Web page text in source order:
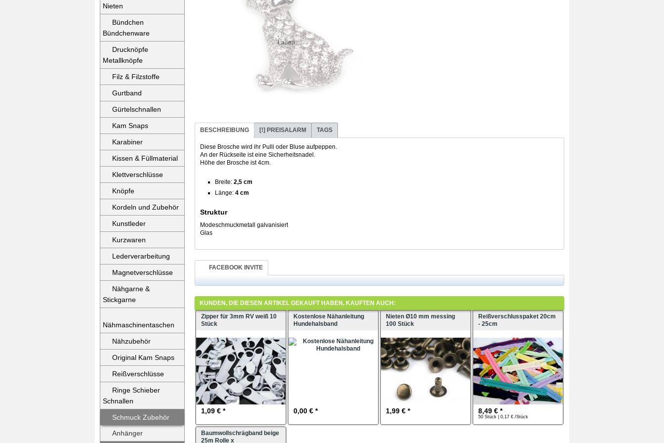
Nieten
Bündchen
Bündchenware
Drucknöpfe
Metallknöpfe
Filz & Filzstoffe
Gurtband
Gürtelschnallen
Kam Snaps
Karabiner
Kissen & Füllmaterial
Klettverschlüsse
Knöpfe
Kordeln und Zubehör
Kunstleder
Kurzwaren
Lederverarbeitung
Magnetverschlüsse
Nähgarne &
Stickgarne
Nähmaschinentaschen
Nähzubehör
Original Kam Snaps
Reißverschlüsse
Ringe Schieber
Schnallen
Schmuck Zubehör
Anhänger
Laden...
BESCHREIBUNG [!] PREISALARM TAGS
Diese Brosche wird ihr Pulli oder Bluse aufpeppen.
An der Rückseite ist eine Sicherheitsnadel.
Höhe der Brosche ist 4cm.
Breite: 2,5 cm
Länge: 4 cm
Struktur
Modeschmuckmetall galvanisiert
Glas
FACEBOOK INVITE
KUNDEN, DIE DIESEN ARTIKEL GEKAUFT HABEN, KAUFTEN AUCH:
Zipper für 3mm RV weiß 10
Stück
1,09 € *
Kostenlose Nähanleitung
Hundehalsband
0,00 € *
Nieten Ø10 mm messing
100 Stück
1,99 € *
Reißverschlusspaket 20cm
- 25cm
8,49 € *
50 Stück | 0,17 € /Stück
Baumwollschrägband beige
25m Rolle x